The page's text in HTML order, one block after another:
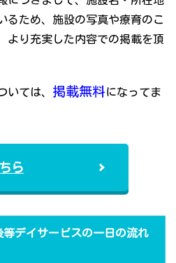
るため、施設の写真や療育のこ
より充実した内容での掲載を頂
いては、 掲載無料になってま
ら
デイサービスの一日の流れ